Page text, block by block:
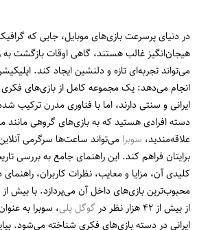
در دنیای پرسرعت بازی‌های موبایل، جایی که
هیجان‌انگیز غالب هستند، گاهی اوقات بازگشت
می‌تواند تجربه‌ای تازه و دلنشین ایجاد کند.
انجام می‌دهد: یک مجموعه کامل از بازی‌های فکری
ایرانی و سنتی دارند، اما با فناوری مدرن ترکیب
دسته افرادی هستید که به بازی‌های گروهی مانند
علاقه‌مندید، سوبرا می‌تواند ساعت‌ها سرگرمی
برایتان فراهم کند. این راهنمای جامع به بررسی
کلیدی آن، مزایا و معایب، نظرات کاربران،
از بیش از ۴۲ هزار نظر در
گوگل پلی، سوبرا به
ایرانی در دسته بازی‌های فکری شناخته می‌شود.